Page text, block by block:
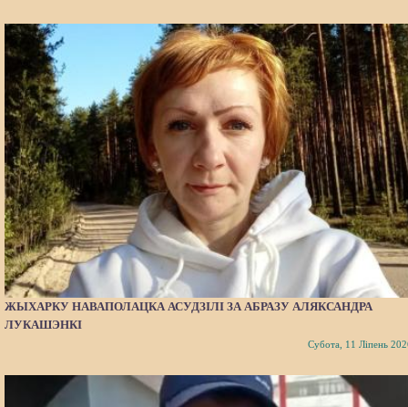
ЖЫХАРКУ НАВАПОЛАЦКА АСУДЗІЛІ ЗА АБРАЗУ АЛЯКСАНДРА
ЛУКАШЭНКІ
Субота, 11 Ліпень